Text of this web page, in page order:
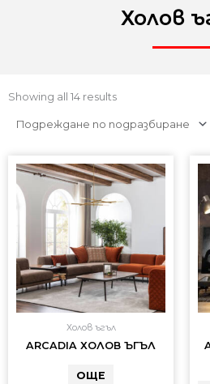
Холов
Showing all 14 results
Холов ъгъл
ARCADIA ХОЛОВ ЪГЪЛ
ОЩЕ